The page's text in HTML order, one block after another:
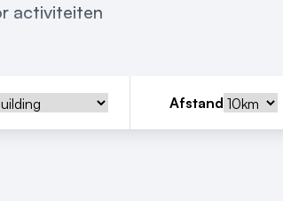
activiteiten
Afstand